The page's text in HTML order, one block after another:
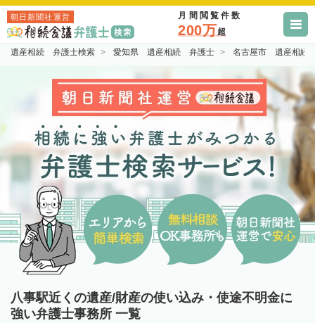
朝日新聞社運営 月間閲覧件数
200万超
遺産相続 弁護士検索 愛知県 遺産相続 弁護士 名古屋市 遺産相続
八事駅近くの遺産/財産の使い込み・使途不明金に
強い弁護士事務所 一覧